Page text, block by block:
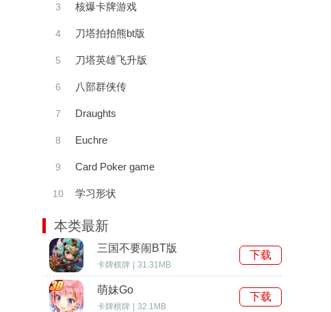
3 核爆卡牌游戏
4 刀塔拍拍熊bt版
5 刀塔英雄飞升版
6 八部群侠传
7 Draughts
8 Euchre
9 Card Poker game
10 学习形状
本类最新
三国不要闹BT版
卡牌棋牌 31.31MB
下载
萌妹Go
卡牌棋牌 32.1MB
下载